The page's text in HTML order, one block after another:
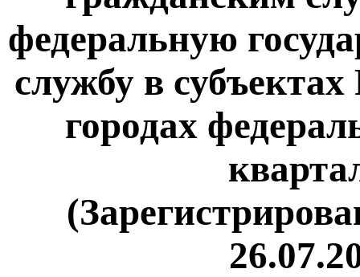
федеральную
службу в
городах